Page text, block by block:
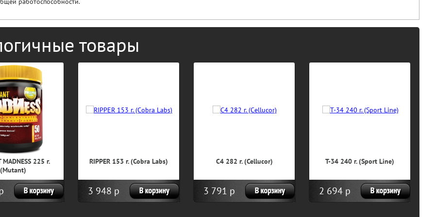
товары
MADNESS 225 г.
(Mutant)
RIPPER 153 г. (Cobra Labs)
3 948 р
С4 282 г. (Cellucor)
3 791 р
T-34 240 г. (Sport Line)
2 694 р